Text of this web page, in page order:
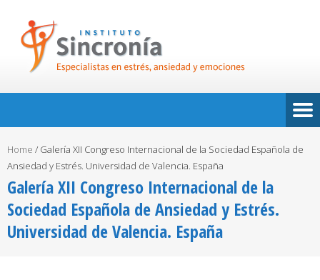
Home / Galería XII Congreso Internacional de la Sociedad Española de
Ansiedad y Estrés. Universidad de Valencia. España
Galería XII Congreso Internacional de la
Sociedad Española de Ansiedad y Estrés.
Universidad de Valencia. España